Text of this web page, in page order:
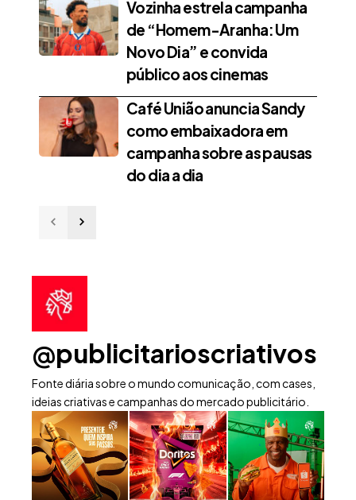
Vozinha estrela campanha
de “Homem-Aranha: Um
Novo Dia” e convida
público aos cinemas
Café União anuncia Sandy
como embaixadora em
campanha sobre as pausas
do dia a dia
@publicitarioscriativos
Fonte diária sobre o mundo comunicação, com cases,
ideias criativas e campanhas do mercado publicitário.